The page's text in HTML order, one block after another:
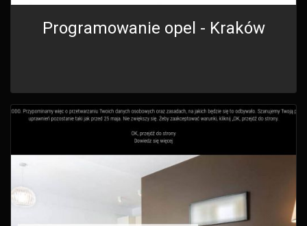
Programowanie opel - Kraków